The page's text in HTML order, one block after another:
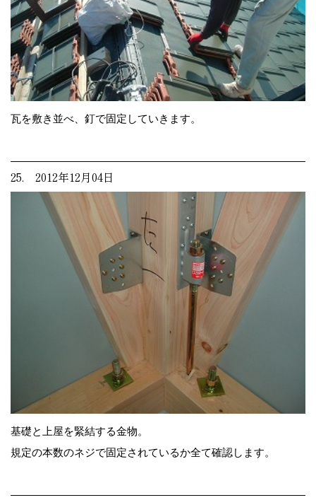
瓦を敷き並べ、釘で固定していきます。
25. 2012年12月04日
基礎と上屋を緊結する金物。
規定の本数のネジで固定されているか全て確認します。